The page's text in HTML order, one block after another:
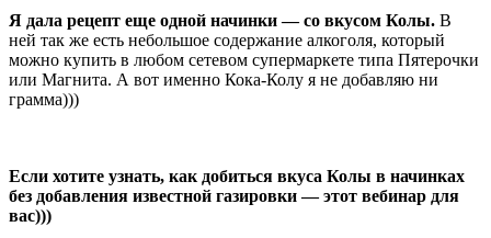
Я дала рецепт еще одной начинки — со вкусом Колы. В
ней так же есть небольшое содержание алкоголя, который
можно купить в любом сетевом супермаркете типа Пятерочки
или Магнита. А вот именно Кока-Колу я не добавляю ни
грамма)))
Если хотите узнать, как добиться вкуса Колы в начинках
без добавления известной газировки — этот вебинар для
вас)))